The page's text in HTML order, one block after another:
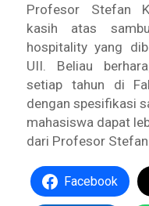
Profesor Stefan
kasih atas
hospitality yang
UII. Beliau
setiap tahun di
dengan spesifikasi
mahasiswa dapat
dari Profesor
Facebook